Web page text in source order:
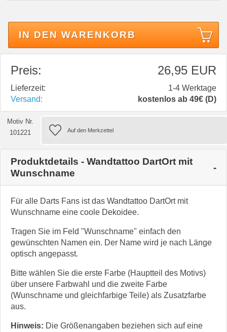
IN DEN WARENKORB
Preis: 26,95 EUR
Lieferzeit:
1-4 Werktage
Versand:
kostenlos ab 49€ (D)
Motiv Nr.
101221
Produktdetails - Wandtattoo DartOrt mit
Wunschname
Für alle Darts Fans ist das Wandtattoo DartOrt mit
Wunschname eine coole Dekoidee.
Tragen Sie im Feld "Wunschname" einfach den
gewünschten Namen ein. Der Name wird je nach Länge
optisch angepasst.
Bitte wählen Sie die erste Farbe (Hauptteil des Motivs)
über unsere Farbwahl und die zweite Farbe
(Wunschname und gleichfarbige Teile) als Zusatzfarbe
aus.
Hinweis: Die Größenangaben beziehen sich auf eine